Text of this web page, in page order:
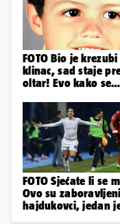
FOTO Bio je krezubi
klinac, sad staje
oltar! Evo kako se
najvećih...
FOTO Sjećate li se
Ovo su zaboravljeni
hajdukovci, jedan